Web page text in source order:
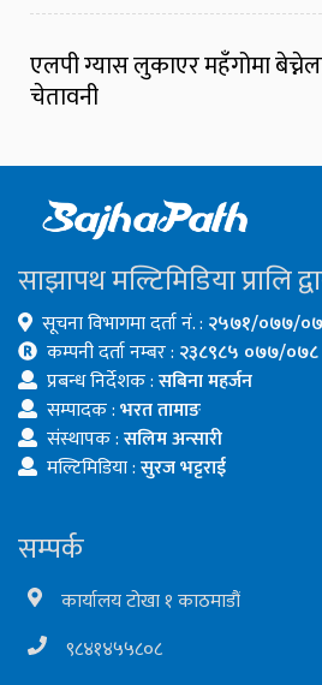
एलपी ग्यास लुकाएर महँगोमा
चेतावनी
साझापथ मल्टिमिडिया प्रालि
सूचना विभागमा दर्ता नं. : २५७१/०७७/
कम्पनी दर्ता नम्बर : २३८९८५ ०७७/०७८
प्रबन्ध निर्देशक :सबिना महर्जन
सम्पादक :भरत तामाङ
संस्थापक :सलिम अन्सारी
मल्टिमिडिया :सुरज भट्टराई
सम्पर्क
कार्यालय टोखा १ काठमाडौं
९८४१४५५८०८